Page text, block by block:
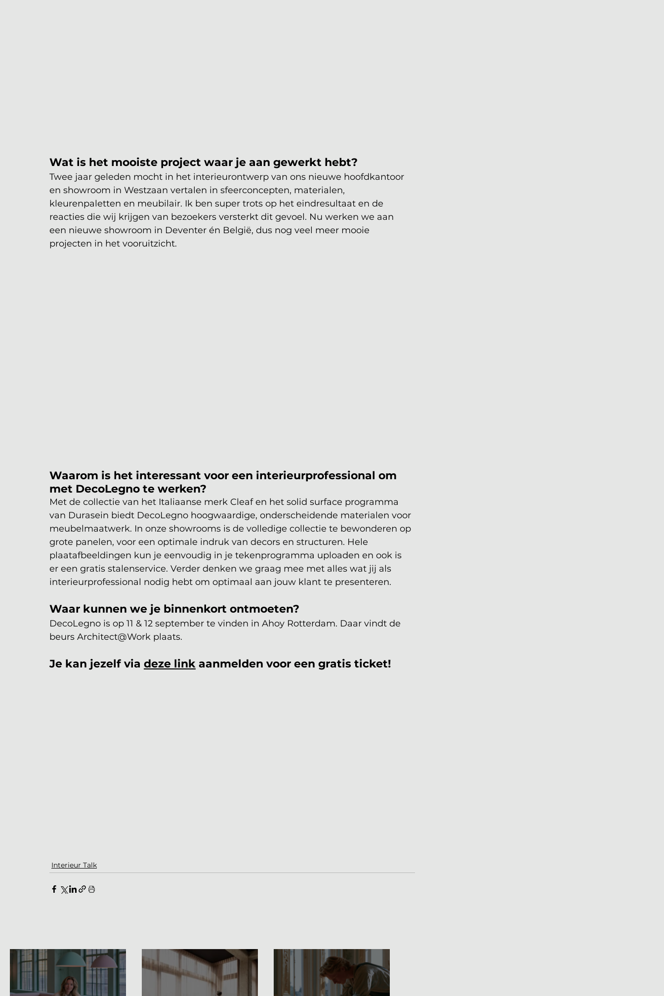
Wat is het mooiste project waar je aan gewerkt hebt?
Twee jaar geleden mocht in het interieurontwerp van ons nieuwe hoofdkantoor
en showroom in Westzaan vertalen in sfeerconcepten, materialen,
kleurenpaletten en meubilair. Ik ben super trots op het eindresultaat en de
reacties die wij krijgen van bezoekers versterkt dit gevoel. Nu werken we aan
een nieuwe showroom in Deventer én België, dus nog veel meer mooie
projecten in het vooruitzicht.
Waarom is het interessant voor een interieurprofessional om
met DecoLegno te werken?
Met de collectie van het Italiaanse merk Cleaf en het solid surface programma
van Durasein biedt DecoLegno hoogwaardige, onderscheidende materialen voor
meubelmaatwerk. In onze showrooms is de volledige collectie te bewonderen op
grote panelen, voor een optimale indruk van decors en structuren. Hele
plaatafbeeldingen kun je eenvoudig in je tekenprogramma uploaden en ook is
er een gratis stalenservice. Verder denken we graag mee met alles wat jij als
interieurprofessional nodig hebt om optimaal aan jouw klant te presenteren.
Waar kunnen we je binnenkort ontmoeten?
DecoLegno is op 11 & 12 september te vinden in Ahoy Rotterdam. Daar vindt de
beurs Architect@Work plaats.
Je kan jezelf via deze link aanmelden voor een gratis ticket!
Interieur Talk